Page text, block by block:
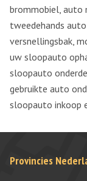
brommobiel, auto
tweedehands
versnellingsbak,
uw sloopauto
sloopauto
gebruikte auto
sloopauto inkoop
Provincies